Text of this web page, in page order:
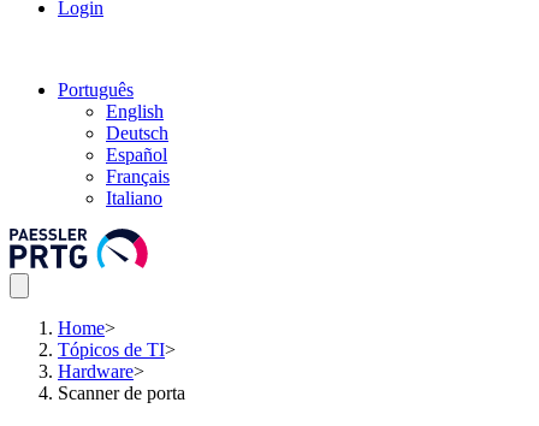
Login
Português
English
Deutsch
Español
Français
Italiano
Home>
Tópicos de TI>
Hardware>
Scanner de porta